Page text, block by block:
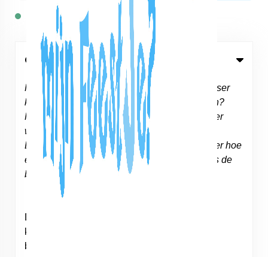
Op voorraad: 81
Omschrijving
Help! Jan de brandweerman is zijn brandblusser
kwijt…… Hoe moet hij nu de branden blussen?
Help jij Jan de brandweerman de brandblusser
weer terug te vinden?
Leer tijdens de zoektocht naar de brandblusser hoe
een echte brandweerman werkt en blus straks de
brand!
De
kinderen tussen de 4 en 8 jaar. Het draaiboek
bestaat uit 60 pagina’s met: